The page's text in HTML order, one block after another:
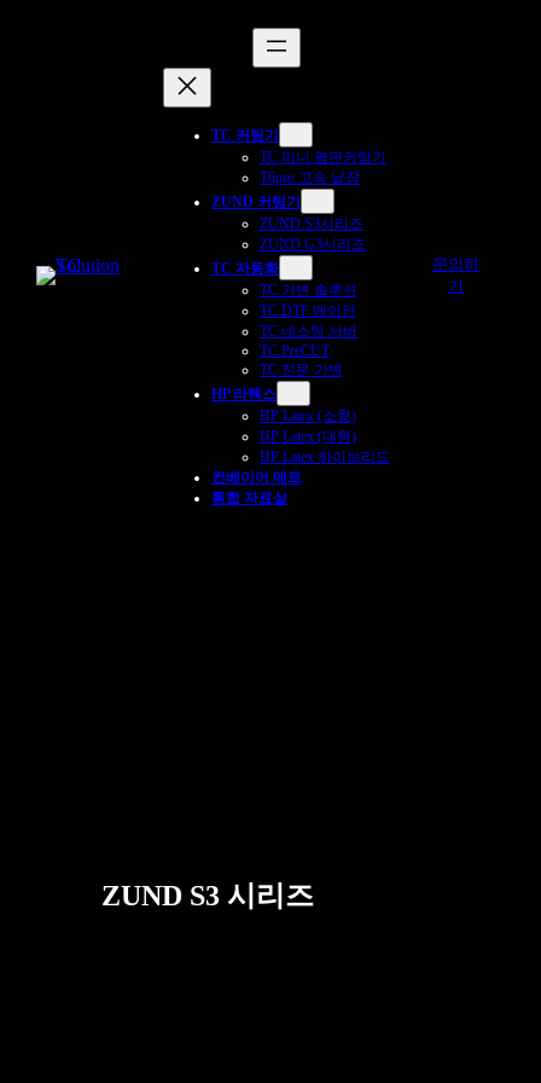
TC 커팅기
TC 미니 평판커팅기
T6pro 고속 낱장
ZUND 커팅기
ZUND S3시리즈
ZUND G3시리즈
TC 자동화
TC 가변 솔루션
TC DTF 메이커
TC 네스팅 서버
TC PreCUT
TC 전문 가변
HP 라텍스
HP Latex (소형)
HP Latex (대형)
HP Latex 하이브리드
컨베이어 매트
통합 자료실
문의하
기
ZUND S3 시리즈